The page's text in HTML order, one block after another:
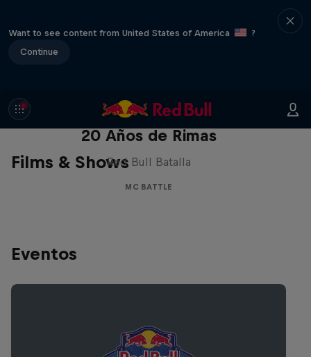
Want to see content from United States of America
?
Continue
Films & Shows
Red Bull Batalla Nueva Historia:
20 Años de Rimas
Red Bull Batalla
MC BATTLE
Eventos